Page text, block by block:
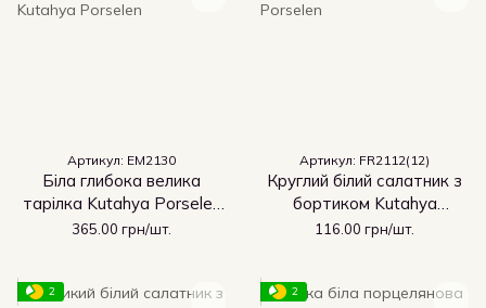
Артикул: EM2130
Біла глибока велика
тарілка Kutahya Porselen
Emotion 300 мм (EM2130)
365.00 грн/шт.
Артикул: FR2112(12)
Круглий білий салатник з
бортиком Kutahya
Porselen FRIG 11.5 см
116.00 грн/шт.
2 2